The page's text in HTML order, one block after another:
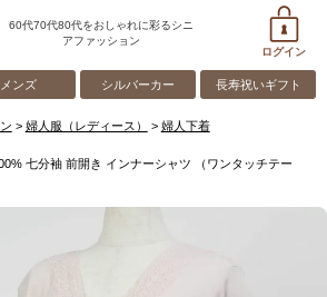
60代70代80代をおしゃれに彩るシニ
アファッション
ログイン
メンズ シルバーカー 長寿祝いギフト
婦人服（レディース）
婦人下着
七分袖 前開き インナーシャツ （ワンタッチテー